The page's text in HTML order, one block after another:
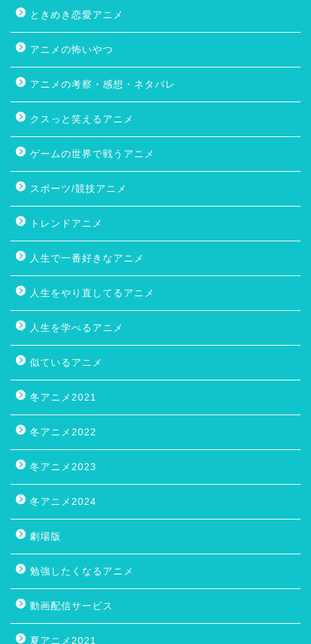
ときめき恋愛アニメ
アニメの怖いやつ
アニメの考察・感想・ネタバレ
クスっと笑えるアニメ
ゲームの世界で戦うアニメ
スポーツ/競技アニメ
トレンドアニメ
人生で一番好きなアニメ
人生をやり直してるアニメ
人生を学べるアニメ
似ているアニメ
冬アニメ2021
冬アニメ2022
冬アニメ2023
冬アニメ2024
劇場版
勉強したくなるアニメ
動画配信サービス
夏アニメ2021